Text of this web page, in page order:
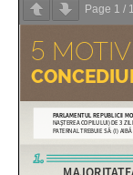
Page 1 / 1